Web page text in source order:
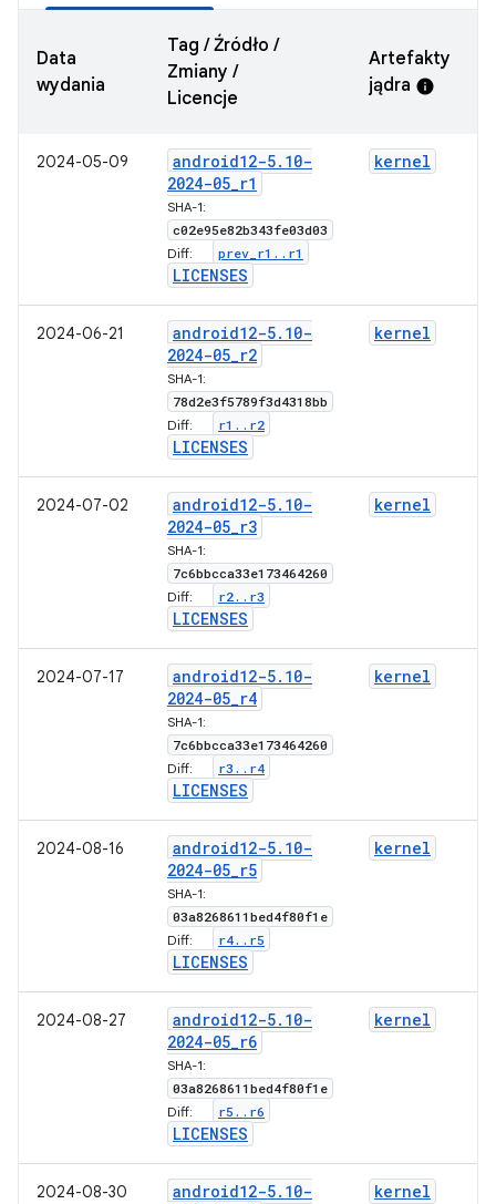
Data
wydania
Tag / Źródło /
Zmiany /
Licencje
Artefakty
jądra info
2024-05-09 android12-5. 10-
2024-05_r1
SHA-1:
c02e95e82b343fe03d03
Diff: prev r1 . . r1
LICENSES
kernel
2024-06-21 android12-5. 10-
2024-05_r2
SHA-1:
78d2e3f5789f3d4318bb
Diff: r1 . . r2
LICENSES
kernel
2024-07-02 android12-5. 10-
2024-05_r3
SHA-1:
7c6bbcca33e173464260
Diff: r2. . r3
LICENSES
kernel
2024-07-17 android12-5. 10-
2024-05_r4
SHA-1:
7c6bbcca33e173464260
Diff: r3 . . r4
LICENSES
kernel
2024-08-16 android12-5. 10-
2024-05_r5
SHA-1:
03a8268611bed4f80f1e
Diff: r4. . r5
LICENSES
kernel
2024-08-27 android12-5. 10-
2024-05_r6
SHA-1:
03a8268611bed4f80f1e
Diff: r5 . . r6
LICENSES
kernel
2024-08-30 android12-5. 10-
kernel